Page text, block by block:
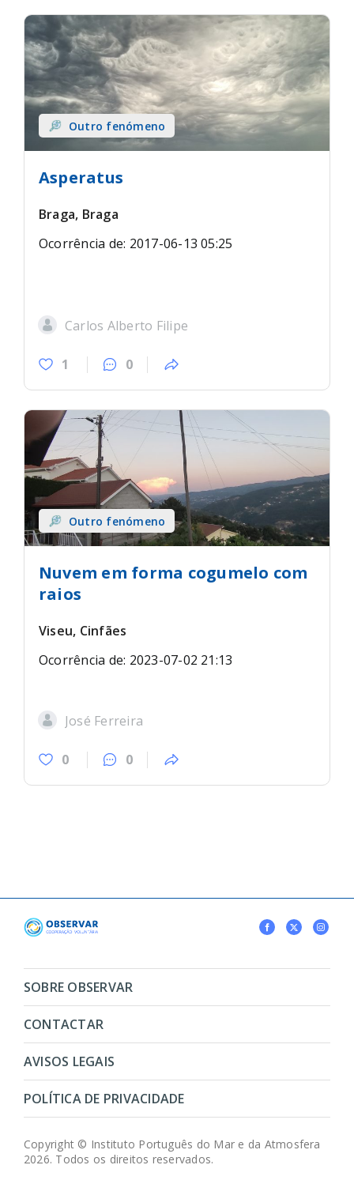
Outro fenómeno
Asperatus
Braga, Braga
Ocorrência de: 2017-06-13 05:25
Carlos Alberto Filipe
1 0
Outro fenómeno
Nuvem em forma cogumelo com
raios
Viseu, Cinfães
Ocorrência de: 2023-07-02 21:13
José Ferreira
0 0
SOBRE OBSERVAR
CONTACTAR
AVISOS LEGAIS
POLÍTICA DE PRIVACIDADE
Copyright © Instituto Português do Mar e da Atmosfera
2026. Todos os direitos reservados.